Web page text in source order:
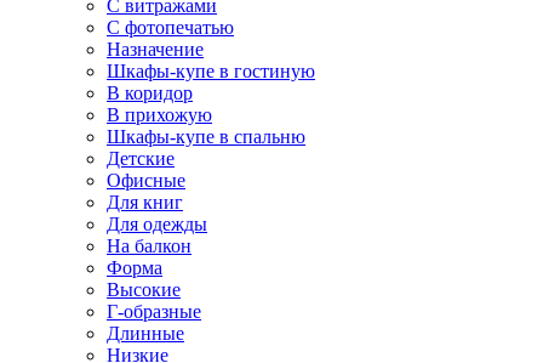
С витражами
С фотопечатью
Назначение
Шкафы-купе в гостиную
В коридор
В прихожую
Шкафы-купе в спальню
Детские
Офисные
Для книг
Для одежды
На балкон
Форма
Высокие
Г-образные
Длинные
Низкие